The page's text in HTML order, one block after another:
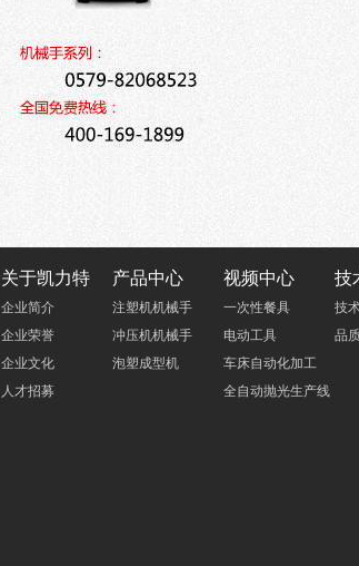
关于凯力特
企业简介
企业荣誉
企业文化
人才招募
产品中心
注塑机机械手
冲压机机械手
泡塑成型机
视频中心
一次性餐具
电动工具
车床自动化加工
全自动抛光生产线
技
技
品